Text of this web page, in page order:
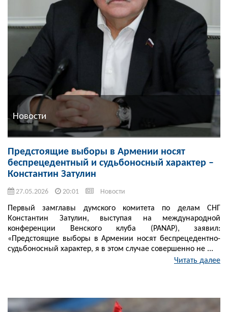
Новости
Предстоящие выборы в Армении носят
беспрецедентный и судьбоносный характер –
Константин Затулин
27.05.2026 20:01 Новости
Первый замглавы думского комитета по делам СНГ
Константин Затулин, выступая на международной
конференции Венского клуба (PANAP), заявил:
«Предстоящие выборы в Армении носят беспрецедентно-
судьбоносный характер, я в этом случае совершенно не ...
Читать далее